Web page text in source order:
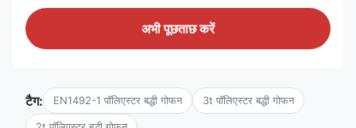
अभी पूछताछ करें
टैग: EN1492-1 पॉलिएस्टर बद्धी गोफन 3t पॉलिएस्टर बद्धी गोफन